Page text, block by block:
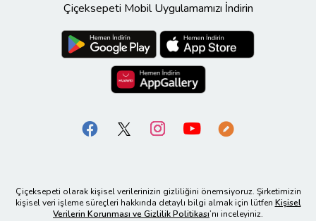
Çiçeksepeti Mobil Uygulamamızı İndirin
Çiçeksepeti olarak kişisel verilerinizin gizliliğini önemsiyoruz. Şirketimizin
kişisel veri işleme süreçleri hakkında detaylı bilgi almak için lütfen Kişisel
Verilerin Korunması ve Gizlilik Politikası’nı inceleyiniz.